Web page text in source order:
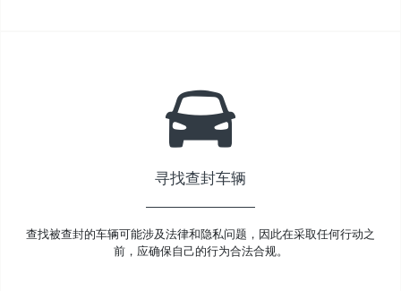
寻找查封车辆
查找被查封的车辆可能涉及法律和隐私问题，因此在采取任何行动之
前，应确保自己的行为合法合规。